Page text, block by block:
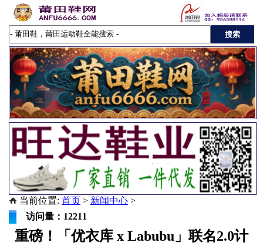
当前位置: 首页 > 新闻中心 >
访问量：12211
重磅！「优衣库 x Labubu」联名2.0计